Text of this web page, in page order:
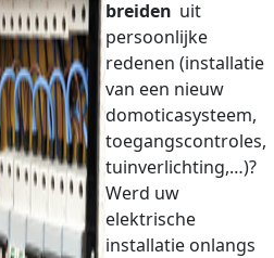
breiden uit
persoonlijke
redenen (installatie
van een nieuw
domoticasysteem,
toegangscontroles,
tuinverlichting,…)?
Werd uw
elektrische
installatie onlangs